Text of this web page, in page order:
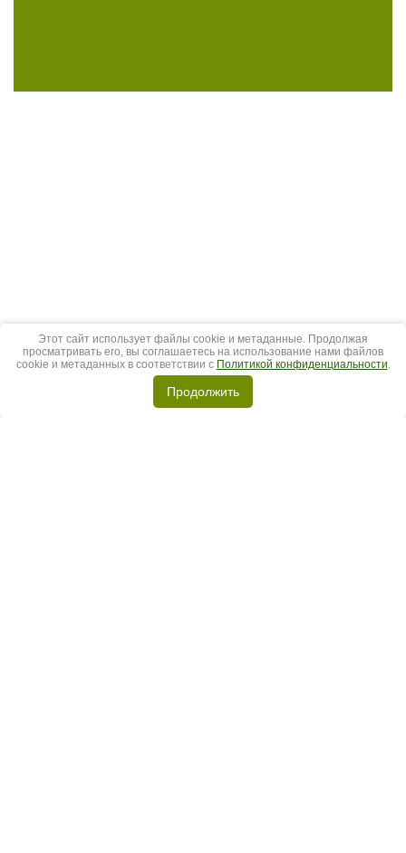
Этот сайт использует файлы cookie и метаданные. Продолжая
просматривать его, вы соглашаетесь на использование нами файлов
cookie и метаданных в соответствии с Политикой конфиденциальности.
Продолжить